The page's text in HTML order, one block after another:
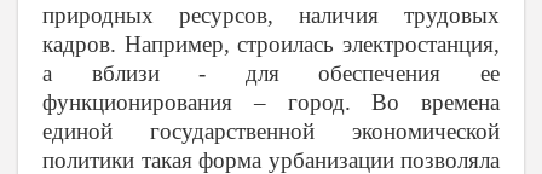
природных ресурсов, наличия трудовых
кадров. Например, строилась электростанция,
а вблизи - для обеспечения ее
функционирования – город. Во времена
единой государственной экономической
политики такая форма урбанизации позволяла